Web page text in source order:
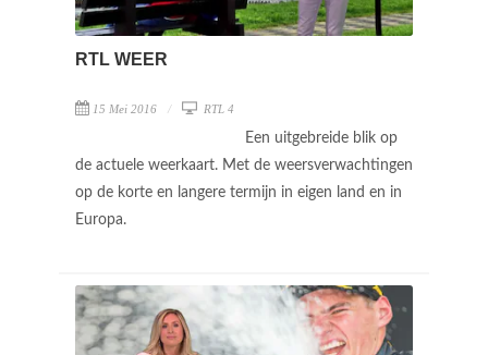
RTL WEER
15 Mei 2016 RTL 4
Een uitgebreide blik op
de actuele weerkaart. Met de weersverwachtingen
op de korte en langere termijn in eigen land en in
Europa.